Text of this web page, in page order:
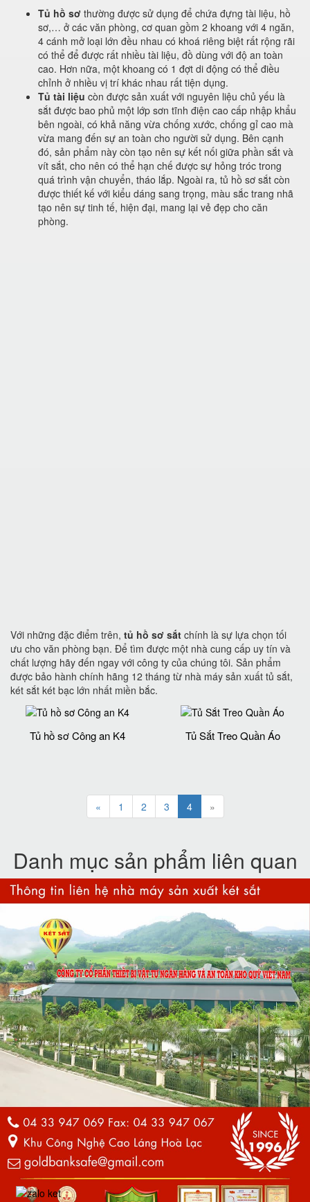
Tủ hồ sơ thường được sử dụng để chứa đựng tài liệu, hồ
sơ,… ở các văn phòng, cơ quan gồm 2 khoang với 4 ngăn,
4 cánh mở loại lớn đều nhau có khoá riêng biệt rất rộng rãi
có thể để được rất nhiều tài liệu, đồ dùng với độ an toàn
cao. Hơn nữa, một khoang có 1 đợt di động có thể điều
chỉnh ở nhiều vị trí khác nhau rất tiện dụng.
Tủ tài liệu còn được sản xuất với nguyên liệu chủ yếu là
sắt được bao phủ một lớp sơn tĩnh điện cao cấp nhập khẩu
bên ngoài, có khả năng vừa chống xước, chống gỉ cao mà
vừa mang đến sự an toàn cho người sử dụng. Bên cạnh
đó, sản phẩm này còn tạo nên sự kết nối giữa phần sắt và
vít sắt, cho nên có thể hạn chế được sự hỏng tróc trong
quá trình vận chuyển, tháo lắp. Ngoài ra, tủ hồ sơ sắt còn
được thiết kế với kiểu dáng sang trọng, màu sắc trang nhã
tạo nên sự tinh tế, hiện đại, mang lại vẻ đẹp cho căn
phòng.
Với những đặc điểm trên, tủ hồ sơ sắt chính là sự lựa chọn tối
ưu cho văn phòng bạn. Để tìm được một nhà cung cấp uy tín và
chất lượng hãy đến ngay với công ty của chúng tôi. Sản phẩm
được bảo hành chính hãng 12 tháng từ nhà máy sản xuất tủ sắt,
két sắt két bạc lớn nhất miền bắc.
Tủ hồ sơ Công an K4 Tủ Sắt Treo Quần Áo
« 1 2 3 4 »
Danh mục sản phẩm liên quan